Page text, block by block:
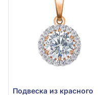
Подвеска из красного